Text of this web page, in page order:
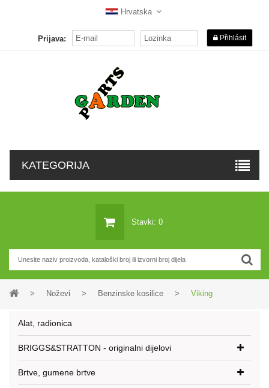
Hrvatska
Prijava: Přihlásit
KATEGORIJA
Stavki: 0
> Noževi > Benzinske kosilice > Viking
Alat, radionica
BRIGGS&STRATTON - originalni dijelovi
Brtve, gumene brtve